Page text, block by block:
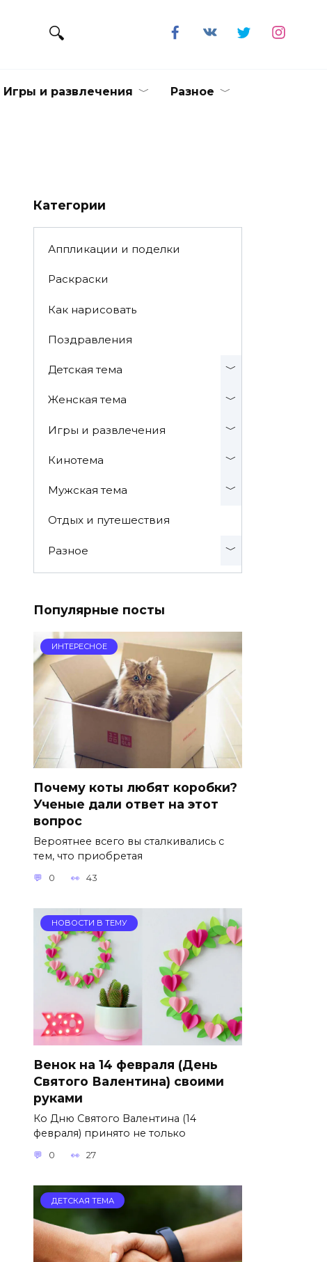
Игры и развлечения Разное
Категории
Аппликации и поделки
Раскраски
Как нарисовать
Поздравления
Детская тема
Женская тема
Игры и развлечения
Кинотема
Мужская тема
Отдых и путешествия
Разное
Популярные посты
ИНТЕРЕСНОЕ
Почему коты любят коробки?
Ученые дали ответ на этот
вопрос
Вероятнее всего вы сталкивались с
тем, что приобретая
0 43
НОВОСТИ В ТЕМУ
Венок на 14 февраля (День
Святого Валентина) своими
руками
Ко Дню Святого Валентина (14
февраля) принято не только
0 27
ДЕТСКАЯ ТЕМА